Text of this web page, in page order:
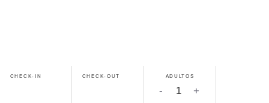
CHECK-IN CHECK-OUT ADULTOS
- +